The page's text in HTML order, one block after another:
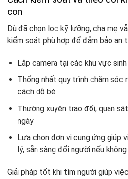
con
Dù đã chọn lọc kỹ lưỡng, cha mẹ
kiểm soát phù hợp để đảm bảo an
Lắp camera tại các khu vực
Thống nhất quy trình chăm sóc
cách dỗ bé
Thường xuyên trao đổi, quan
ngày
Lựa chọn đơn vị cung ứng giúp
lý, sẵn sàng đổi người nếu
Giải pháp tốt khi tìm người giúp